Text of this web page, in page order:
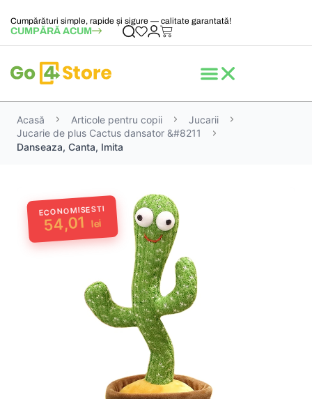
Cumpărături simple, rapide și sigure — calitate garantată!
CUMPĂRĂ ACUM
Acasă Articole pentru copii
Jucarii
Jucarie de plus Cactus dansator &#8211
Danseaza, Canta, Imita
ECONOMISESTI
54,01 lei